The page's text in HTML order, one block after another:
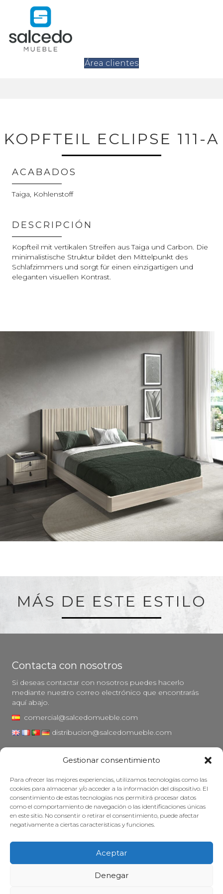
Gestionar consentimiento
Para ofrecer las mejores experiencias, utilizamos tecnologías como las
cookies para almacenar y/o acceder a la información del dispositivo. El
consentimiento de estas tecnologías nos permitirá procesar datos
como el comportamiento de navegación o las identificaciones únicas
en este sitio. No consentir o retirar el consentimiento, puede afectar
negativamente a ciertas características y funciones.
Aceptar
Denegar
Área clientes
KOPFTEIL ECLIPSE 111-A
ACABADOS
Taiga, Kohlenstoff
DESCRIPCIÓN
Kopfteil mit vertikalen Streifen aus Taiga und Carbon. Die
minimalistische Struktur bildet den Mittelpunkt des
Schlafzimmers und sorgt für einen einzigartigen und
eleganten visuellen Kontrast.
MÁS DE ESTE ESTILO
Contacta con nosotros
Si deseas contactar con nosotros puedes hacerlo
mediante nuestro correo electrónico que encontrarás
aquí abajo.
comercial@salcedomueble.com
distribucion@salcedomueble.com
Aviso legal
Política de privacidad
Política de cookies
Mantener su mueble
Subvenciones